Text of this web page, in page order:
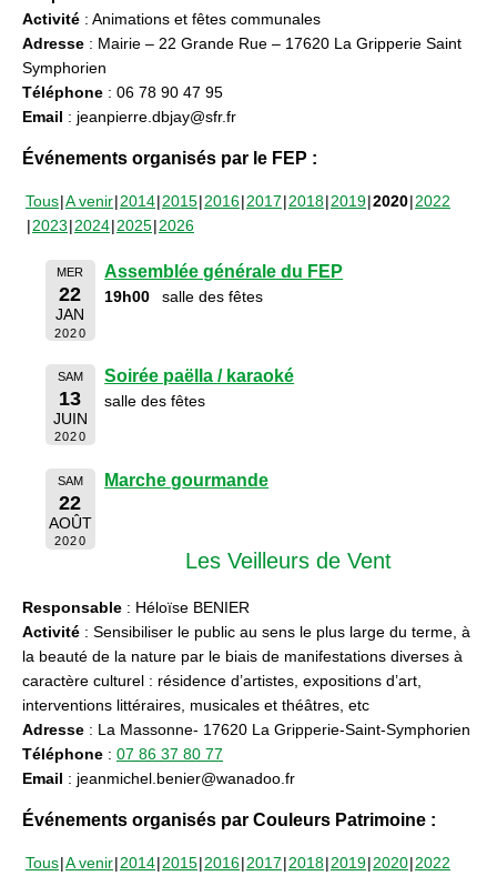
Activité : Animations et fêtes communales
Adresse : Mairie – 22 Grande Rue – 17620 La Gripperie Saint
Symphorien
Téléphone : 06 78 90 47 95
Email : jeanpierre.dbjay@sfr.fr
Événements organisés par le FEP :
Tous A venir 2014 2015 2016 2017 2018 2019 2020 2022
2023 2024 2025 2026
MER
22
JAN
2020
Assemblée générale du FEP
19h00 salle des fêtes
SAM
13
JUIN
2020
Soirée paëlla / karaoké
salle des fêtes
SAM
22
AOÛT
2020
Marche gourmande
Les Veilleurs de Vent
Responsable : Héloïse BENIER
Activité : Sensibiliser le public au sens le plus large du terme, à
la beauté de la nature par le biais de manifestations diverses à
caractère culturel : résidence d’artistes, expositions d’art,
interventions littéraires, musicales et théâtres, etc
Adresse : La Massonne- 17620 La Gripperie-Saint-Symphorien
Téléphone : 07 86 37 80 77
Email : jeanmichel.benier@wanadoo.fr
Événements organisés par Couleurs Patrimoine :
Tous A venir 2014 2015 2016 2017 2018 2019 2020 2022